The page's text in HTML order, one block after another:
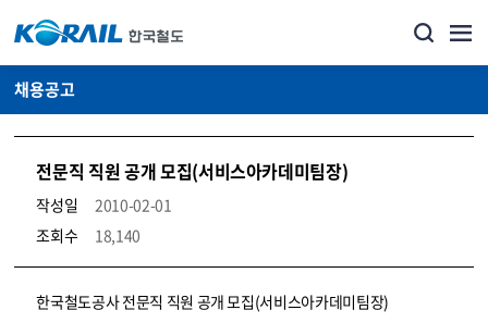
채용공고
전문직 직원 공개 모집(서비스아카데미팀장)
작성일
2010-02-01
조회수
18,140
코레일소개_경영공시_채용공고 상세보기 – 내용, 파일, 담당자 연락처로 구성
한국철도공사 전문직 직원 공개 모집(서비스아카데미팀장)